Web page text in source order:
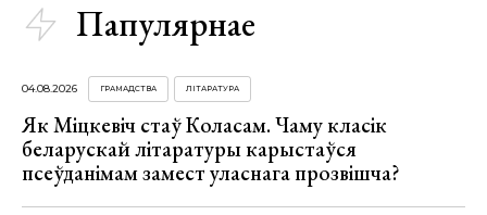
Папулярнае
04.08.2026 ГРАМАДСТВА ЛІТАРАТУРА
Як Міцкевіч стаў Коласам. Чаму класік
беларускай літаратуры карыстаўся
псеўданімам замест уласнага прозвішча?